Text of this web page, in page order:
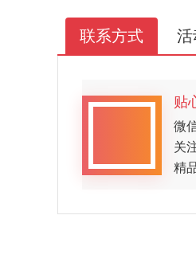
联系方式 活
贴
微
关
精